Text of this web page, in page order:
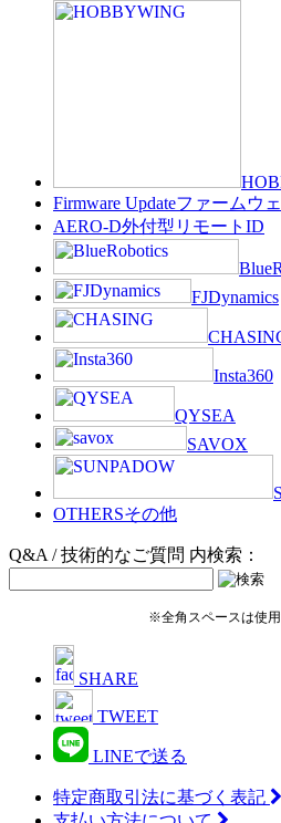
Firmware Updateファームウ
AERO-D外付型リモートID
FJDynamics
Insta360
QYSEA
SAVOX
OTHERSその他
Q&A / 技術的なご質問 内検索：
※全角スペースは使
SHARE
TWEET
LINEで送る
特定商取引法に基づく表記